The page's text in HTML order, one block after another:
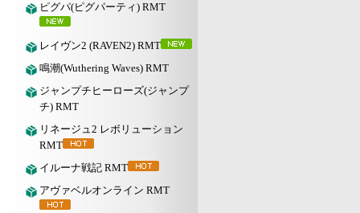
ピグパ(ピグパーティ) RMT
レイヴン2 (RAVEN2) RMT
鳴潮(Wuthering Waves) RMT
ジャンプチヒーローズ(ジャンプ
チ) RMT
リネージュ2 レボリューション
RMT
イルーナ戦記 RMT
アヴァベルオンライン RMT